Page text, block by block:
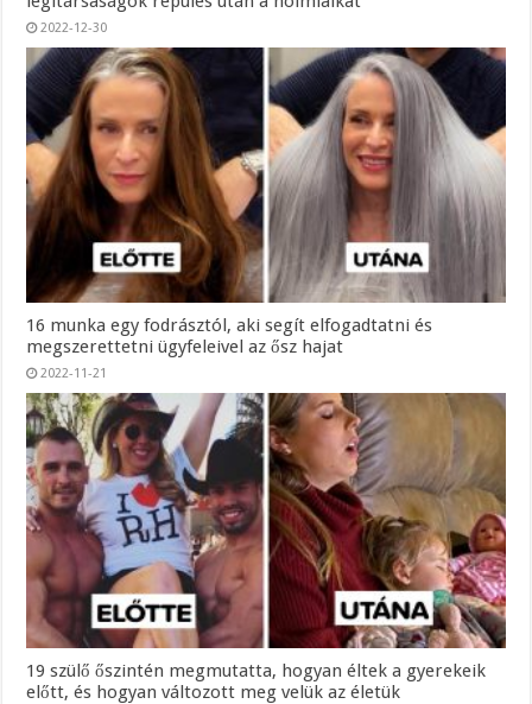
2022-12-30
16 munka egy fodrásztól, aki segít elfogadtatni és
megszerettetni ügyfeleivel az ősz hajat
2022-11-21
19 szülő őszintén megmutatta, hogyan éltek a gyerekeik
előtt, és hogyan változott meg velük az életük